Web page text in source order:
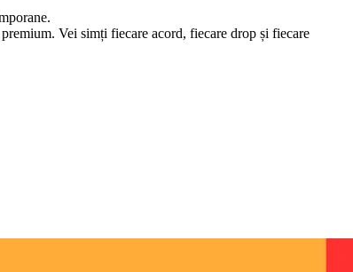
Vei simți fiecare acord, fiecare drop și fiecare